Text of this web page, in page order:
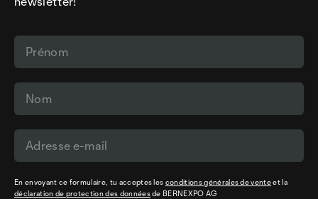
En envoyant ce formulaire, tu acceptes les conditions générales de venteet la
déclaration de protection des donnéesde BERNEXPO AG